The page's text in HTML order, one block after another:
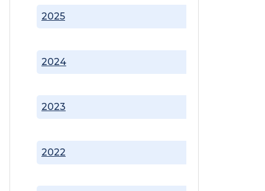
2022
2023
2024
2025